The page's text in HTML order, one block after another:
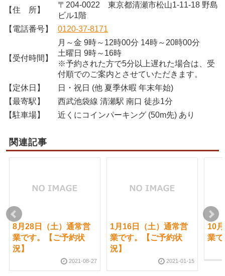
【住 所】
〒204-0022 東京都清瀬市松山1-11-18 野島
ビル1階
【電話番号】
0120-37-8171
【受付時間】
月～金 9時～12時00分 14時～20時00分
土曜日 9時～16時
※予約された方で5分以上遅れた場合は、受
付順でのご案内とさせていただきます。
【定休日】
日・祝日 (他 夏季休暇 年末年始)
【最寄駅】
西武池袋線 清瀬駅 南口 徒歩1分
【駐車場】
近くにコインパーキング (50m先) あり
関連記事
8月28日（土）通常営
業です。【ご予約状
況】
2021-08-27
1月16日（土）通常営
業です。【ご予約状
況】
2021-01-15
10
業